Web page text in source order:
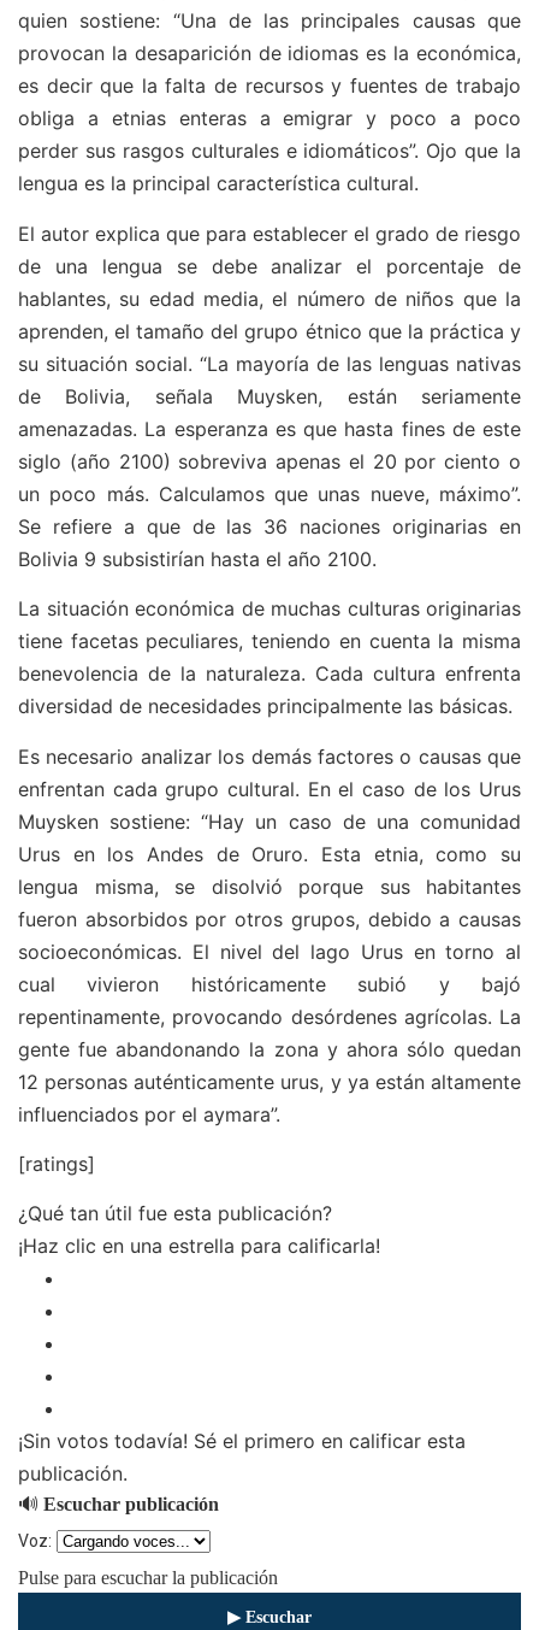
quien sostiene: “Una de las principales causas que
provocan la desaparición de idiomas es la económica,
es decir que la falta de recursos y fuentes de trabajo
obliga a etnias enteras a emigrar y poco a poco
perder sus rasgos culturales e idiomáticos”. Ojo que la
lengua es la principal característica cultural.
El autor explica que para establecer el grado de riesgo
de una lengua se debe analizar el porcentaje de
hablantes, su edad media, el número de niños que la
aprenden, el tamaño del grupo étnico que la práctica y
su situación social. “La mayoría de las lenguas nativas
de Bolivia, señala Muysken, están seriamente
amenazadas. La esperanza es que hasta fines de este
siglo (año 2100) sobreviva apenas el 20 por ciento o
un poco más. Calculamos que unas nueve, máximo”.
Se refiere a que de las 36 naciones originarias en
Bolivia 9 subsistirían hasta el año 2100.
La situación económica de muchas culturas originarias
tiene facetas peculiares, teniendo en cuenta la misma
benevolencia de la naturaleza. Cada cultura enfrenta
diversidad de necesidades principalmente las básicas.
Es necesario analizar los demás factores o causas que
enfrentan cada grupo cultural. En el caso de los Urus
Muysken sostiene: “Hay un caso de una comunidad
Urus en los Andes de Oruro. Esta etnia, como su
lengua misma, se disolvió porque sus habitantes
fueron absorbidos por otros grupos, debido a causas
socioeconómicas. El nivel del lago Urus en torno al
cual vivieron históricamente subió y bajó
repentinamente, provocando desórdenes agrícolas. La
gente fue abandonando la zona y ahora sólo quedan
12 personas auténticamente urus, y ya están altamente
influenciados por el aymara”.
[ratings]
¿Qué tan útil fue esta publicación?
¡Haz clic en una estrella para calificarla!
¡Sin votos todavía! Sé el primero en calificar esta
publicación.
🔊 Escuchar publicación
Voz:
Pulse para escuchar la publicación
▶ Escuchar